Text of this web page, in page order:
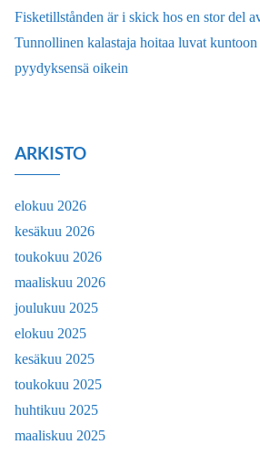
Fisketillstånden är i skick hos en stor del
Tunnollinen kalastaja hoitaa luvat kuntoon
pyydyksensä oikein
ARKISTO
elokuu 2026
kesäkuu 2026
toukokuu 2026
maaliskuu 2026
joulukuu 2025
elokuu 2025
kesäkuu 2025
toukokuu 2025
huhtikuu 2025
maaliskuu 2025